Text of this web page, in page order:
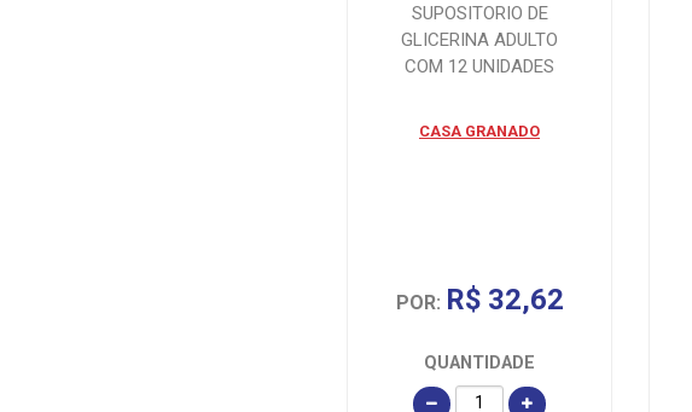
SUPOSITORIO DE
GLICERINA ADULTO
COM 12 UNIDADES
CASA GRANADO
POR: R$ 32,62
QUANTIDADE